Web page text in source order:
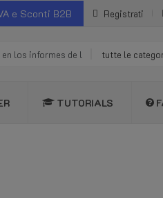
e Sconti B2B Registrati
tutte le
TUTORIALS